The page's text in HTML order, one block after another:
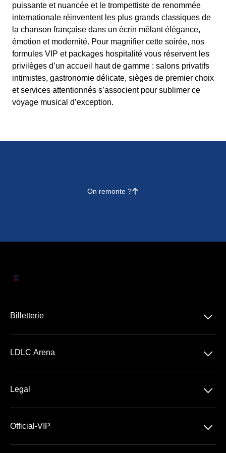
puissante et nuancée et le trompettiste de renommée
internationale réinventent les plus grands classiques de
la chanson française dans un écrin mêlant élégance,
émotion et modernité. Pour magnifier cette soirée, nos
formules VIP et packages hospitalité vous réservent les
privilèges d’un accueil haut de gamme : salons privatifs
intimistes, gastronomie délicate, sièges de premier choix
et services attentionnés s’associent pour sublimer ce
voyage musical d’exception.
On remonte ?􀄨
Billetterie 􀆈
Sports
LDLC Arena 􀆈
Premium | Les Terrasses
Legal 􀆈
Official-VIP 􀆈